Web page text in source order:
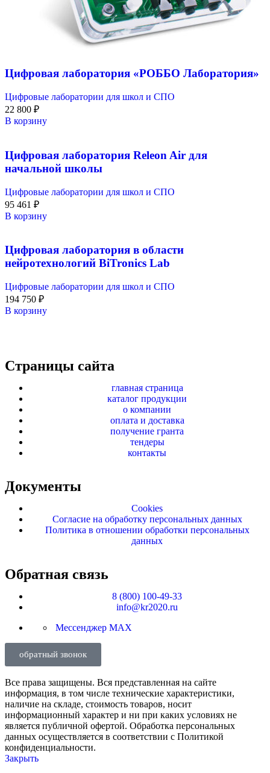
Цифровая лаборатория «РОББО Лаборатория»
Цифровые лаборатории для школ и СПО
22 800 ₽
В корзину
Цифровая лаборатория Releon Air для
начальной школы
Цифровые лаборатории для школ и СПО
95 461 ₽
В корзину
Цифровая лаборатория в области
нейротехнологий BiTronics Lab
Цифровые лаборатории для школ и СПО
194 750 ₽
В корзину
Страницы сайта
главная страница
каталог продукции
о компании
оплата и доставка
получение гранта
тендеры
контакты
Документы
Cookies
Согласие на обработку персональных данных
Политика в отношении обработки персональных
данных
Обратная связь
8 (800) 100-49-33
info@kr2020.ru
Мессенджер MAX
обратный звонок
Все права защищены. Вся представленная на сайте
информация, в том числе технические характеристики,
наличие на складе, стоимость товаров, носит
информационный характер и ни при каких условиях не
является публичной офертой. Обработка персональных
данных осуществляется в соответствии с Политикой
конфиденциальности.
Закрыть